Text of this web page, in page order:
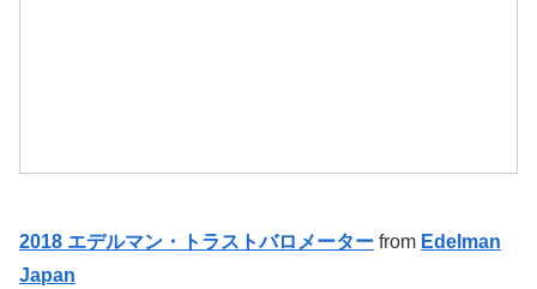
2018 エデルマン・トラストバロメーター from Edelman
Japan